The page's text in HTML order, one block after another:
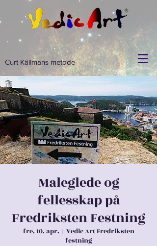
Curt Källmans metode
Maleglede og
fellesskap på
Fredriksten Festning
fre. 10. apr.
  |
Vedic Art Fredriksten
festning